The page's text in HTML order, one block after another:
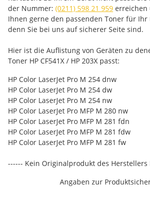
der Nummer: (0211) 598 21 959 erreichen
Ihnen gerne den passenden Toner für
denn Sie bei uns auf sicherer Seite sind.
Hier ist die Auflistung von Geräten zu
Toner HP CF541X / HP 203X passt:
HP Color LaserJet Pro M 254 dnw
HP Color LaserJet Pro M 254 dw
HP Color LaserJet Pro M 254 nw
HP Color LaserJet Pro MFP M 280 nw
HP Color LaserJet Pro MFP M 281 fdn
HP Color LaserJet Pro MFP M 281 fdw
HP Color LaserJet Pro MFP M 281 fw
------ Kein Originalprodukt des Herstellers
Angaben zur